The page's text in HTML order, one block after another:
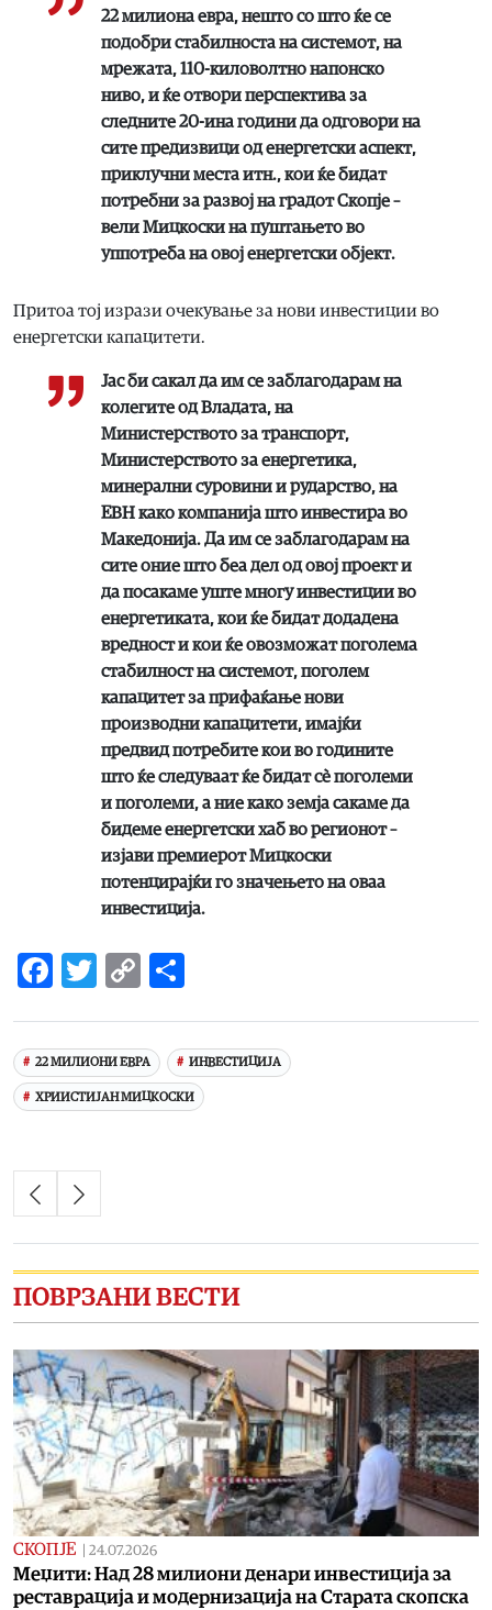
22 милиона евра, нешто со што ќе се
подобри стабилноста на системот, на
мрежата, 110-киловолтно напонско
ниво, и ќе отвори перспектива за
следните 20-ина години да одговори на
сите предизвици од енергетски аспект,
приклучни места итн., кои ќе бидат
потребни за развој на градот Скопје –
вели Мицкоски на пуштањето во
уппотреба на овој енергетски објект.
Притоа тој изрази очекување за нови инвестиции во
енергетски капацитети.
Јас би сакал да им се заблагодарам на
колегите од Владата, на
Министерството за транспорт,
Министерството за енергетика,
минерални суровини и рударство, на
ЕВН како компанија што инвестира во
Македонија. Да им се заблагодарам на
сите оние што беа дел од овој проект и
да посакаме уште многу инвестиции во
енергетиката, кои ќе бидат додадена
вредност и кои ќе овозможат поголема
стабилност на системот, поголем
капацитет за прифаќање нови
производни капацитети, имајќи
предвид потребите кои во годините
што ќе следуваат ќе бидат сè поголеми
и поголеми, а ние како земја сакаме да
бидеме енергетски хаб во регионот –
изјави премиерот Мицкоски
потенцирајќи го значењето на оваа
инвестиција.
Facebook
Twitter
Copy
22 МИЛИОНИ ЕВРА ИНВЕСТИЦИЈА
ХРИИСТИЈАН МИЦКОСКИ
ПОВРЗАНИ ВЕСТИ
СКОПЈЕ 24.07.2026
Меџити: Над 28 милиони денари инвестиција за
реставрација и модернизација на Старата скопска